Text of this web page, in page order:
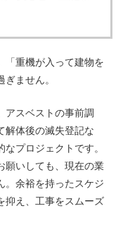
「重機が入って建物を
ません。
アスベストの事前調
解体後の滅失登記な
プロジェクトです。
願いしても、現在の業
。余裕を持ったスケジ
抑え、工事をスムーズ